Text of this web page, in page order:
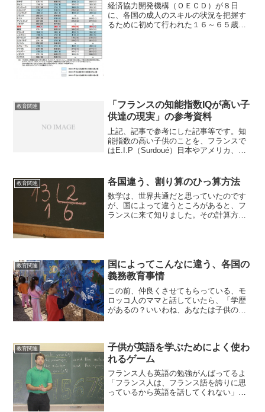
経済協力開発機構（ＯＥＣＤ）が８日
に、各国の成人のスキルの状況を把握す
るために初めて行われた１６～６５歳を
教育関連
「フランスの知能指数IQが高い子
供達の現実」の参考資料
上記、記事で参考にした記事等です。知
能指数の高い子供のことを、フランスで
はE.I.P（Surdoué）日本やアメリカ、イ
とめられているフランスの資料◯ RE...
教育関連 各国違う、割り算のひっ算方法
数学は、世界共通だと思っていたのです
が、国によって違うところがあると、フ
ランスに来て知りました。その計算方法
教育関連
国によってこんなに違う、各国の
義務教育事情
この前、仲良くさせてもらっている、モ
ロッコ人のママと話していたら、「学歴
があるの？いいわね、あなたは子供の宿
うな。。と思っていたのだ...
教育関連
子供が英語を学ぶためによく使わ
れるゲーム
フランス人も英語の勉強がんばってるよ
「フランス人は、フランス語を誇りに思
っているから英語を話してくれない」な